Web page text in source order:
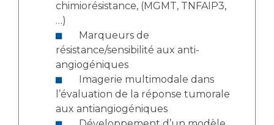
chimiorésistance, (MGMT, TNFAIP3,
…)
résistance/sensibilité aux anti-
angiogéniques
l’évaluation de la réponse tumorale
aux antiangiogéniques